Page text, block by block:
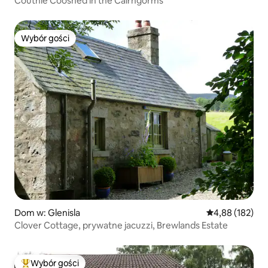
Wybór gości
Wybór gości
Dom w: Glenisla Średnia
4,88 (182)
Clover Cottage, prywatne jacuzzi, Brewlands Estate
Wybór gości